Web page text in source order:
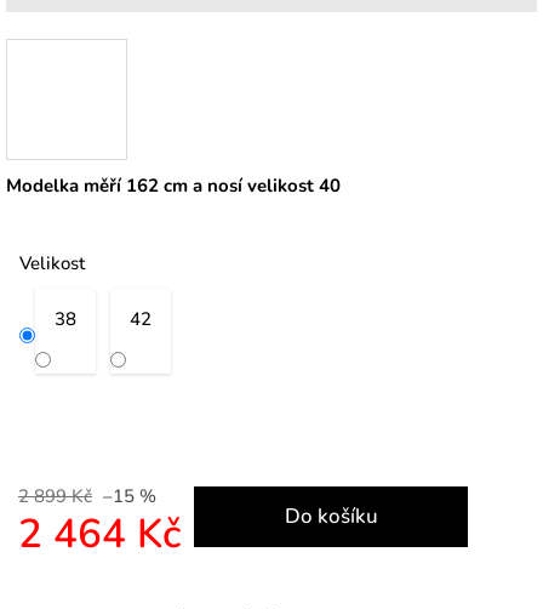
Modelka měří 162 cm a nosí velikost 40
Velikost
38 42
2 899 Kč –15 %
2 464 Kč Do košíku